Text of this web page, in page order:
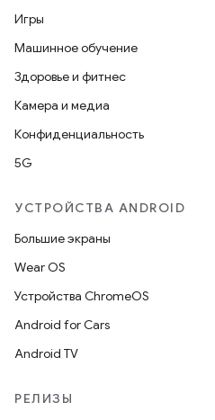
Игры
Машинное обучение
Здоровье и фитнес
Камера и медиа
Конфиденциальность
5G
УСТРОЙСТВА ANDROID
Большие экраны
Wear OS
Устройства ChromeOS
Android for Cars
Android TV
РЕЛИЗЫ